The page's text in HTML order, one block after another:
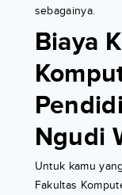
sebagainya.
Biaya
Ngudi
Untuk kamu
Fakultas